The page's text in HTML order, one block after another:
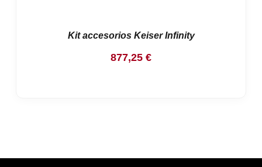
Kit accesorios Keiser Infinity
877,25 €